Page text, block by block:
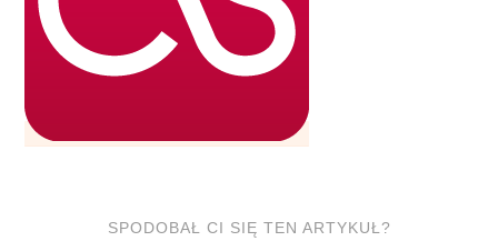
SPODOBAŁ CI SIĘ TEN ARTYKUŁ?